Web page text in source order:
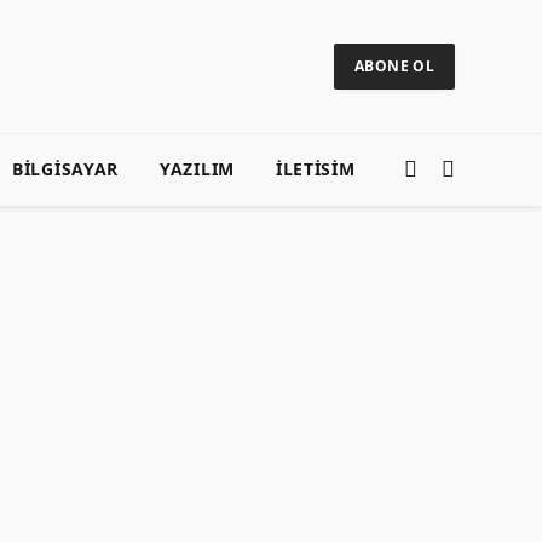
ABONE OL
BILGISAYAR YAZILIM ILETISIM